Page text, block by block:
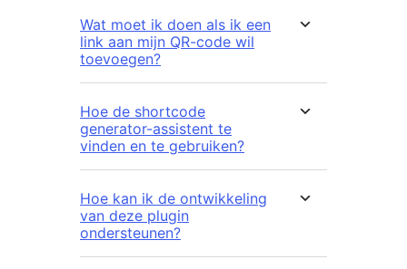
Wat moet ik doen als ik een
link aan mijn QR-code wil
toevoegen?
Hoe de shortcode
generator-assistent te
vinden en te gebruiken?
Hoe kan ik de ontwikkeling
van deze plugin
ondersteunen?